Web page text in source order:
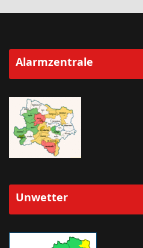
Alarmzentrale
Unwetter